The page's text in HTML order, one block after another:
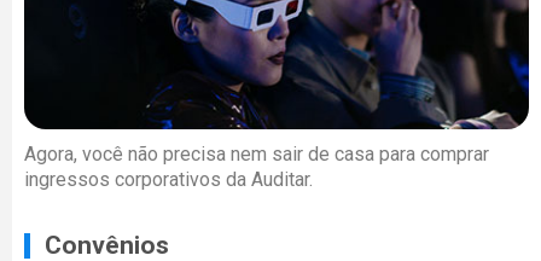
Agora, você não precisa nem sair de casa para comprar
ingressos corporativos da Auditar.
Convênios